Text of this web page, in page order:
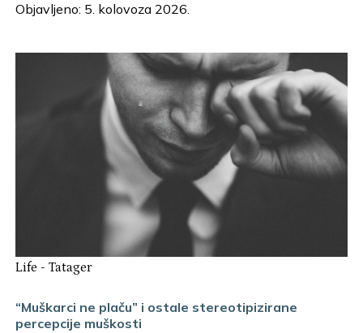
Objavljeno: 5. kolovoza 2026.
Life -Tatager
“Muškarci ne plaču” i ostale stereotipizirane
percepcije muškosti